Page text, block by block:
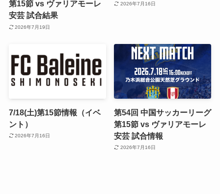
第15節 vs ヴァリアモーレ
安芸 試合結果
2026年7月19日
2026年7月16日
7/18(土)第15節情報（イベ
ント）
2026年7月16日
第54回 中国サッカーリーグ
第15節 vs ヴァリアモーレ
安芸 試合情報
2026年7月16日